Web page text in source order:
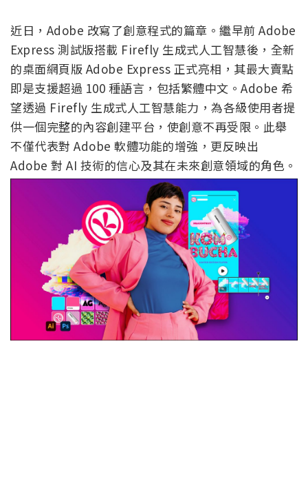
近日，Adobe 改寫了創意程式的篇章。繼早前 Adobe
Express 測試版搭載 Firefly 生成式人工智慧後，全新
的桌面網頁版 Adobe Express 正式亮相，其最大賣點
即是支援超過 100 種語言，包括繁體中文。Adobe 希
望透過 Firefly 生成式人工智慧能力，為各級使用者提
供一個完整的內容創建平台，使創意不再受限。此舉
不僅代表對 Adobe 軟體功能的增強，更反映出
Adobe 對 AI 技術的信心及其在未來創意領域的角色。